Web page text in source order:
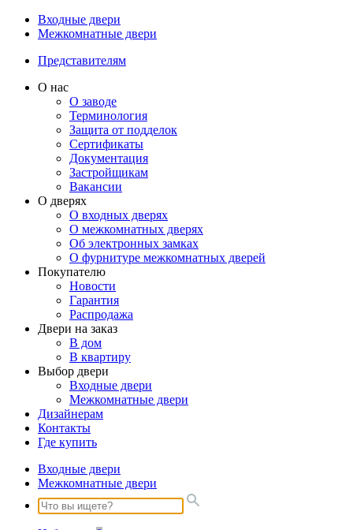
Входные двери
Межкомнатные двери
Представителям
О нас
О заводе
Терминология
Защита от подделок
Сертификаты
Документация
Застройщикам
Вакансии
О дверях
О входных дверях
О межкомнатных дверях
Об электронных замках
О фурнитуре межкомнатных дверей
Покупателю
Новости
Гарантия
Распродажа
Двери на заказ
В дом
В квартиру
Выбор двери
Входные двери
Межкомнатные двери
Дизайнерам
Контакты
Где купить
Входные двери
Межкомнатные двери